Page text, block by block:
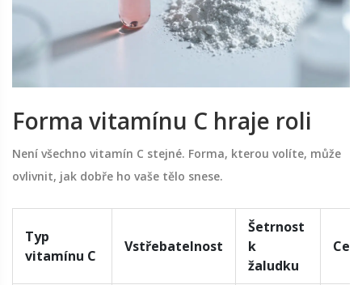
Forma vitamínu C hraje roli
Není všechno vitamín C stejné. Forma, kterou volíte, může
ovlivnit, jak dobře ho vaše tělo snese.
Typ
vitamínu C
Vstřebatelnost
Šetrnost
k
žaludku